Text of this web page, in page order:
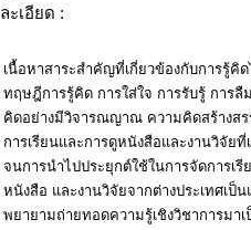
ละเอียด :
เนื้อหาสาระสำคัญที่เกี่ยวข้องกับการรู้คิ
ทฤษฎีการรู้คิด การใส่ใจ การรับรู้ การ
คิดอย่างมีวิจารณญาณ ความคิดสร้างส
การเรียนและการดูหนังสือและงานวิจัย
จนการนำไปประยุกต์ใช้ในการจัดการเรี
หนังสือ และงานวิจัยจากต่างประเทศเป็
พยายามถ่ายทอดความรู้เชิงวิชาการมา